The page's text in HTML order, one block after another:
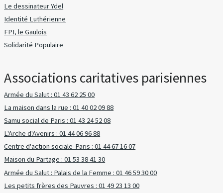
Le dessinateur Ydel
Identité Luthérienne
FPI, le Gaulois
Solidarité Populaire
Associations caritatives parisiennes
Armée du Salut : 01 43 62 25 00
La maison dans la rue : 01 40 02 09 88
Samu social de Paris : 01 43 24 52 08
L'Arche d'Avenirs : 01 44 06 96 88
Centre d'action sociale-Paris : 01 44 67 16 07
Maison du Partage : 01 53 38 41 30
Armée du Salut : Palais de la Femme : 01 46 59 30 00
Les petits frères des Pauvres : 01 49 23 13 00